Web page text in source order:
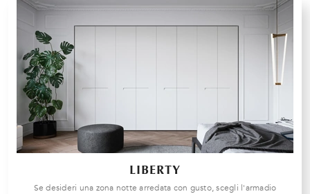
LIBERTY
Se desideri una zona notte arredata con gusto, scegli l'armadio